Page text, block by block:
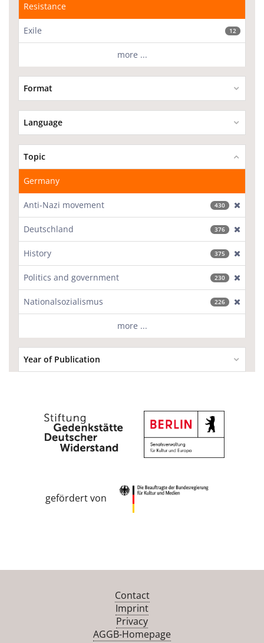
Resistance
Exile 12
more ...
Format
Language
Topic
Germany
Anti-Nazi movement 430
Deutschland 376
History 375
Politics and government 230
Nationalsozialismus 226
more ...
Year of Publication
gefördert von
Contact
Imprint
Privacy
AGGB-Homepage